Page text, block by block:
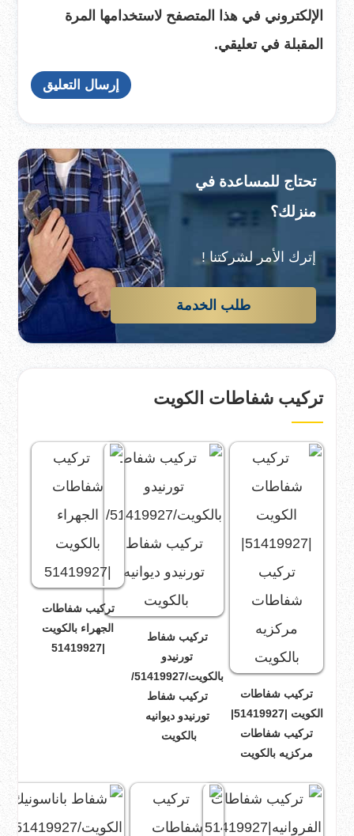
الإلكتروني في هذا المتصفح لاستخدامها المرة
المقبلة في تعليقي.
تحتاج للمساعدة في
منزلك؟
إترك الأمر لشركتنا !
طلب الخدمة
تركيب شفاطات الكويت
تركيب شفاطات
الكويت |51419927|
تركيب شفاطات
مركزيه بالكويت
تركيب شفاط
تورنيدو
بالكويت/51419927/
تركيب شفاط
تورنيدو ديوانيه
بالكويت
تركيب شفاطات
الجهراء بالكويت
|51419927